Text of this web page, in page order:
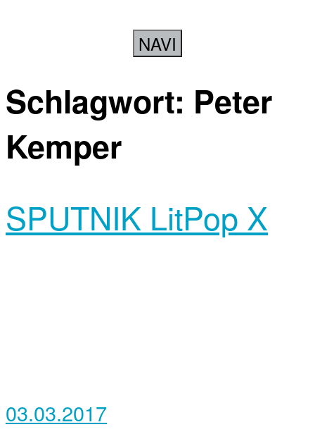
NAVI
Schlagwort: Peter
Kemper
SPUTNIK LitPop X
03.03.2017